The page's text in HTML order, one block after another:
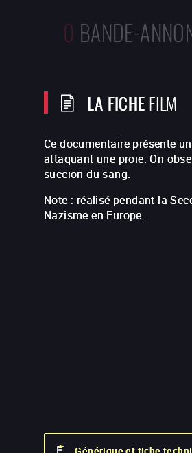
0 BANDE-
LA FICHEFILM
Ce documentaire présente
attaquant une proie. On
succion du sang.
Note : réalisé pendant la
Nazisme en Europe.